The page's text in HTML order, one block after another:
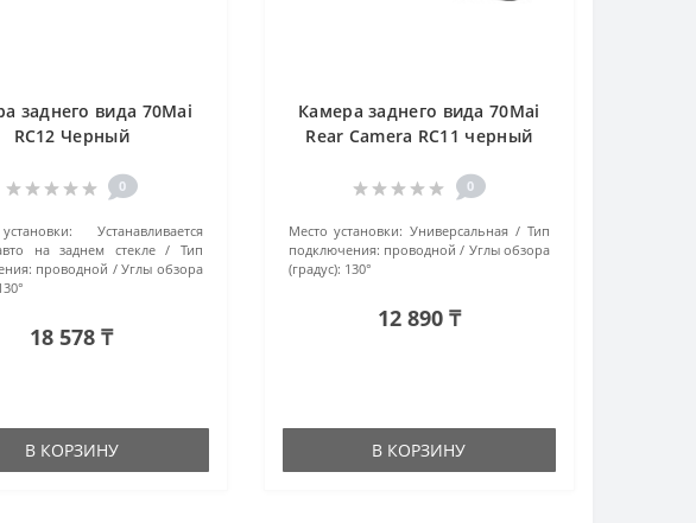
заднего вида 70Mai
RC12 Черный
0
Устанавливается
на заднем стекле
Тип
проводной
Углы обзора
18 578 ₸
В КОРЗИНУ
Камера заднего вида 70Mai
Rear Camera RC11 черный
0
Место установки: Универсальная
Тип
подключения: проводной
Углы обзора
(градус): 130°
12 890 ₸
В КОРЗИНУ